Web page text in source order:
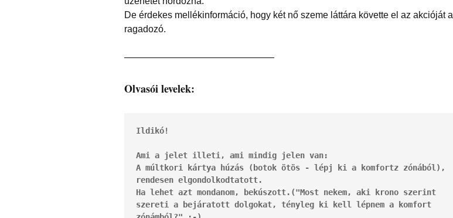
De érdekes mellékinformáció, hogy két nő szeme láttára követte el az akcióját a
ragadozó.
————————————————
Olvasói levelek:
Ildikó!
Ami a jelet illeti, ami mindig jelen van:
A múltkori kártya húzás (botok ötös - lépj ki a komfortz zónából),
rendesen elgondolkodtatott.
Ha lehet azt mondanom, bekúszott.("Most nekem, aki krono szerint
szereti a bejáratott dolgokat, tényleg ki kell lépnem a komfort